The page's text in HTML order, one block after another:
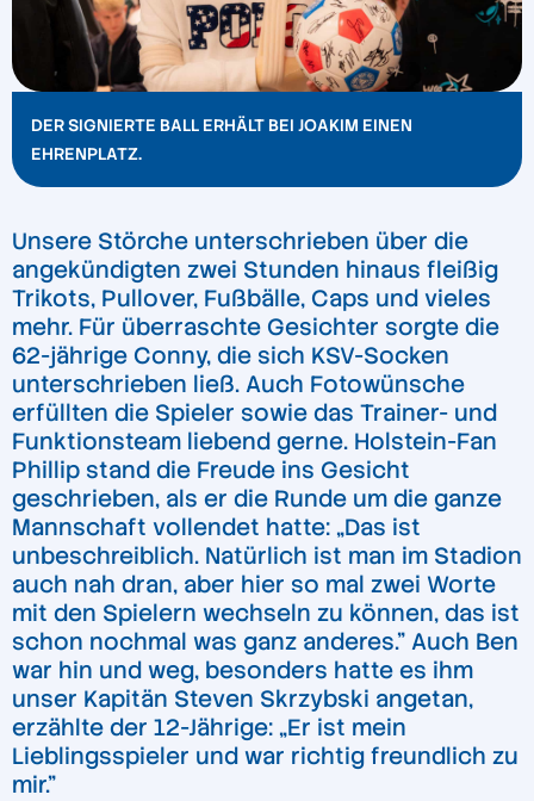
DER SIGNIERTE BALL ERHÄLT BEI JOAKIM EINEN
EHRENPLATZ.
Unsere Störche unterschrieben über die
angekündigten zwei Stunden hinaus fleißig
Trikots, Pullover, Fußbälle, Caps und vieles
mehr. Für überraschte Gesichter sorgte die
62-jährige Conny, die sich KSV-Socken
unterschrieben ließ. Auch Fotowünsche
erfüllten die Spieler sowie das Trainer- und
Funktionsteam liebend gerne. Holstein-Fan
Phillip stand die Freude ins Gesicht
geschrieben, als er die Runde um die ganze
Mannschaft vollendet hatte: „Das ist
unbeschreiblich. Natürlich ist man im Stadion
auch nah dran, aber hier so mal zwei Worte
mit den Spielern wechseln zu können, das ist
schon nochmal was ganz anderes.” Auch Ben
war hin und weg, besonders hatte es ihm
unser Kapitän Steven Skrzybski angetan,
erzählte der 12-Jährige: „Er ist mein
Lieblingsspieler und war richtig freundlich zu
mir.”